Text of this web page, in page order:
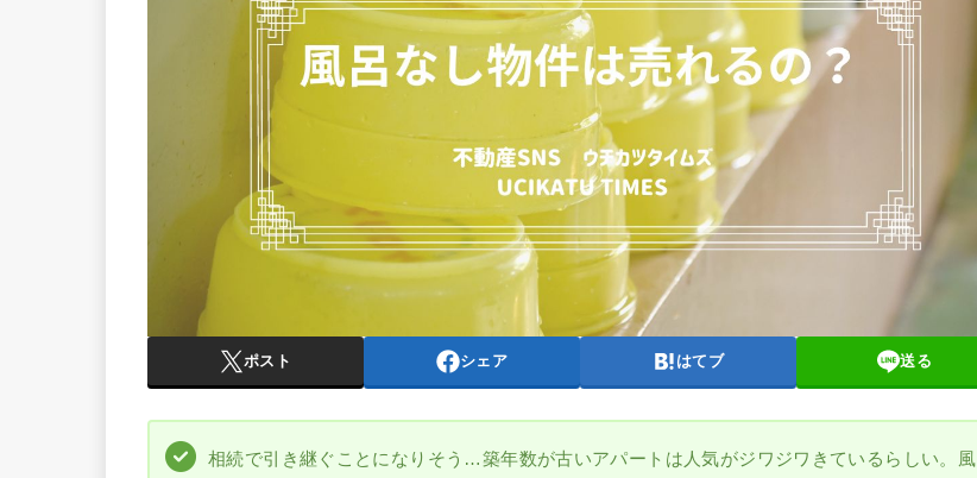
ポスト シェア はてブ 送る
相続で引き継ぐことになりそう…築年数が古いアパートは人気がジワジワきているらしい。風